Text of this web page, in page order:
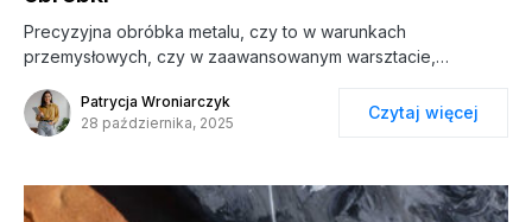
Precyzyjna obróbka metalu, czy to w warunkach
przemysłowych, czy w zaawansowanym warsztacie,…
Patrycja Wroniarczyk
28 października, 2025
Czytaj więcej